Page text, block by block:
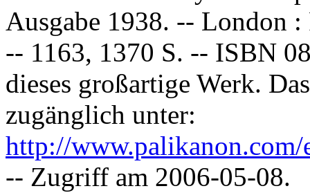
Ausgabe 1938. -- London
-- 1163, 1370 S. -- ISBN
dieses großartige Werk.
zugänglich unter:
http://
-- Zugriff am 2006-05-08.